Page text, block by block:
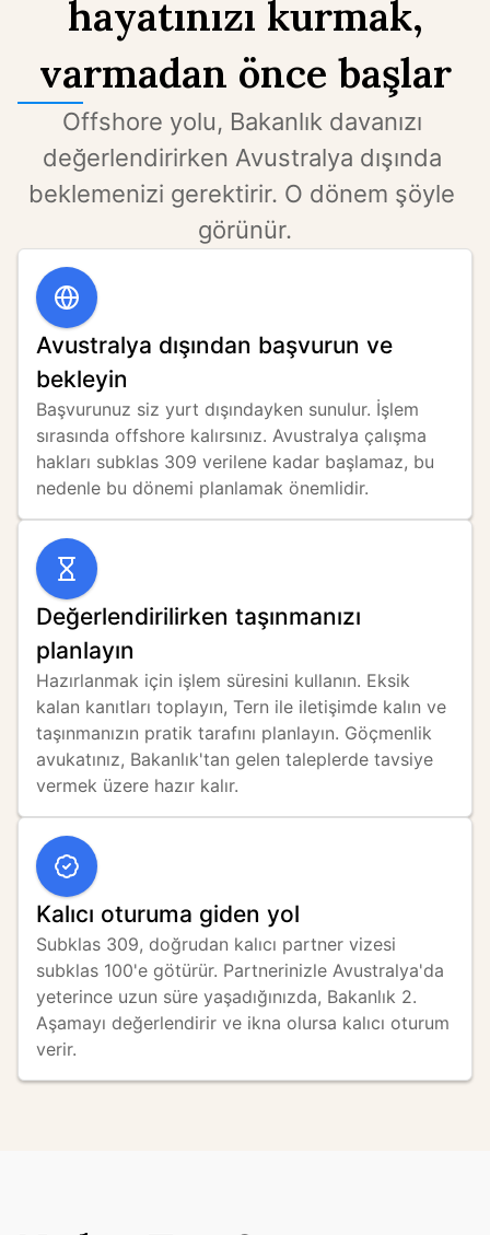
hayatınızı kurmak,
varmadan önce başlar
Offshore yolu, Bakanlık davanızı
değerlendirirken Avustralya dışında
beklemenizi gerektirir. O dönem şöyle
görünür.
Avustralya dışından başvurun ve
bekleyin
Başvurunuz siz yurt dışındayken sunulur. İşlem
sırasında offshore kalırsınız. Avustralya çalışma
hakları subklas 309 verilene kadar başlamaz, bu
nedenle bu dönemi planlamak önemlidir.
Değerlendirilirken taşınmanızı
planlayın
Hazırlanmak için işlem süresini kullanın. Eksik
kalan kanıtları toplayın, Tern ile iletişimde kalın ve
taşınmanızın pratik tarafını planlayın. Göçmenlik
avukatınız, Bakanlık'tan gelen taleplerde tavsiye
vermek üzere hazır kalır.
Kalıcı oturuma giden yol
Subklas 309, doğrudan kalıcı partner vizesi
subklas 100'e götürür. Partnerinizle Avustralya'da
yeterince uzun süre yaşadığınızda, Bakanlık 2.
Aşamayı değerlendirir ve ikna olursa kalıcı oturum
verir.